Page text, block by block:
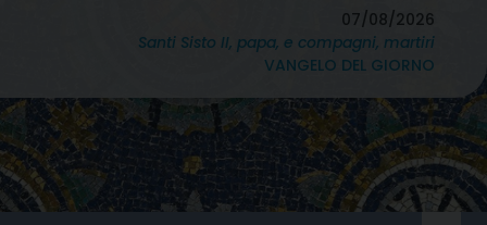
07/08/2026
Santi Sisto II, papa, e compagni, martiri
VANGELO DEL GIORNO